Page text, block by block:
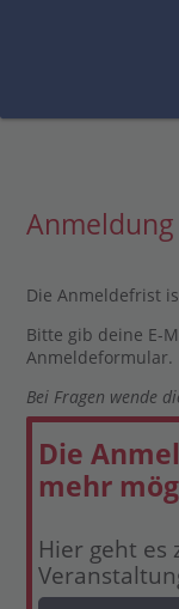
Die Anmeldefrist
Bitte gib deine E-
Anmeldeformular.
Bei Fragen wende
Die
mehr
Hier geht es